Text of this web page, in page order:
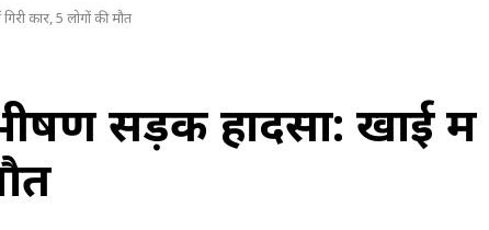
कार, 5 लोगों की मौत
सड़क हादसा: खाई में